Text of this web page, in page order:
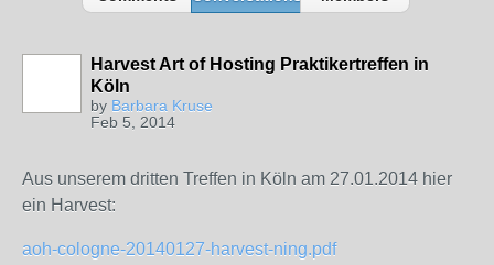
Harvest Art of Hosting Praktikertreffen in
Köln
by Barbara Kruse
Feb 5, 2014
Aus unserem dritten Treffen in Köln am 27.01.2014 hier
ein Harvest:
aoh-cologne-20140127-harvest-ning.pdf